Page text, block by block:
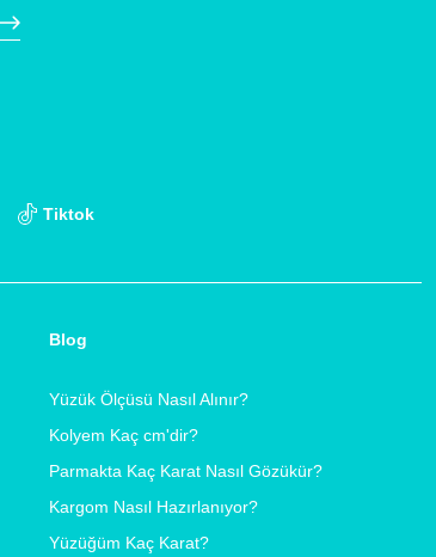
Tiktok
Blog
Yüzük Ölçüsü Nasıl Alınır?
Kolyem Kaç cm'dir?
Parmakta Kaç Karat Nasıl Gözükür?
Kargom Nasıl Hazırlanıyor?
Yüzüğüm Kaç Karat?